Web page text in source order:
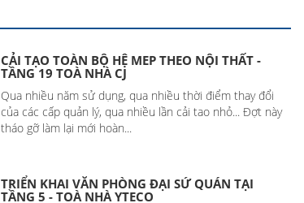
CẢI TẠO TOÀN BỘ HỆ MEP THEO NỘI THẤT -
TẦNG 19 TOÀ NHÀ CJ
Qua nhiều năm sử dụng, qua nhiều thời điểm thay đổi
của các cấp quản lý, qua nhiều lần cải tao nhỏ... Đợt này
tháo gỡ làm lại mới hoàn...
TRIỂN KHAI VĂN PHÒNG ĐẠI SỨ QUÁN TẠI
TẦNG 5 - TOÀ NHÀ YTECO